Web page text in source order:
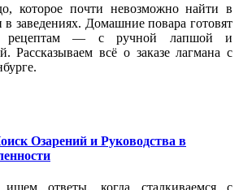
которое почти невозможно найти в
заведениях. Домашние повара готовят
рецептам — с ручной лапшой и
Рассказываем всё о заказе лагмана с
Озарений и Руководства в